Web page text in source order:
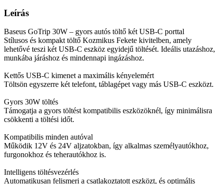
Leírás
Baseus GoTrip 30W – gyors autós töltő két USB-C porttal
Stílusos és kompakt töltő Kozmikus Fekete kivitelben, amely
lehetővé teszi két USB-C eszköz egyidejű töltését. Ideális utazáshoz,
munkába járáshoz és mindennapi ingázáshoz.
Kettős USB-C kimenet a maximális kényelemért
Töltsön egyszerre két telefont, táblagépet vagy más USB-C eszközt.
Gyors 30W töltés
Támogatja a gyors töltést kompatibilis eszközöknél, így minimálisra
csökkenti a töltési időt.
Kompatibilis minden autóval
Működik 12V és 24V aljzatokban, így alkalmas személyautókhoz,
furgonokhoz és teherautókhoz is.
Intelligens töltésvezérlés
Automatikusan felismeri a csatlakoztatott eszközt, és optimális